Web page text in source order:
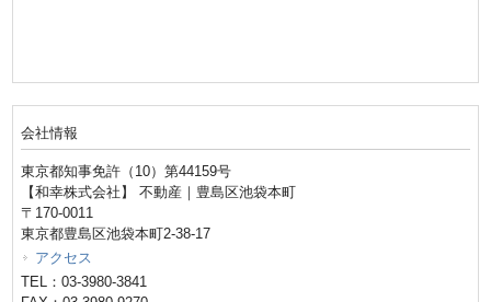
会社情報
東京都知事免許（10）第44159号
【和幸株式会社】 不動産｜豊島区池袋本町
〒170-0011
東京都豊島区池袋本町2-38-17
アクセス
TEL：03-3980-3841